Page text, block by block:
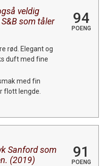
veldig
som tåler
94
POENG
rød. Elegant og
duft med fine
med fin
flott lengde.
Sanford som
(2019)
91
POENG